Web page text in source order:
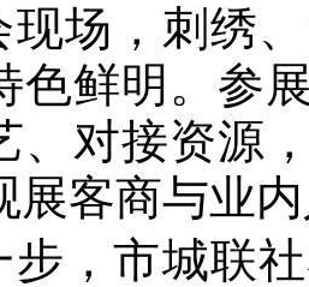
现场，刺绣
色鲜明。参
、对接资源
展客商与业
步，市城联